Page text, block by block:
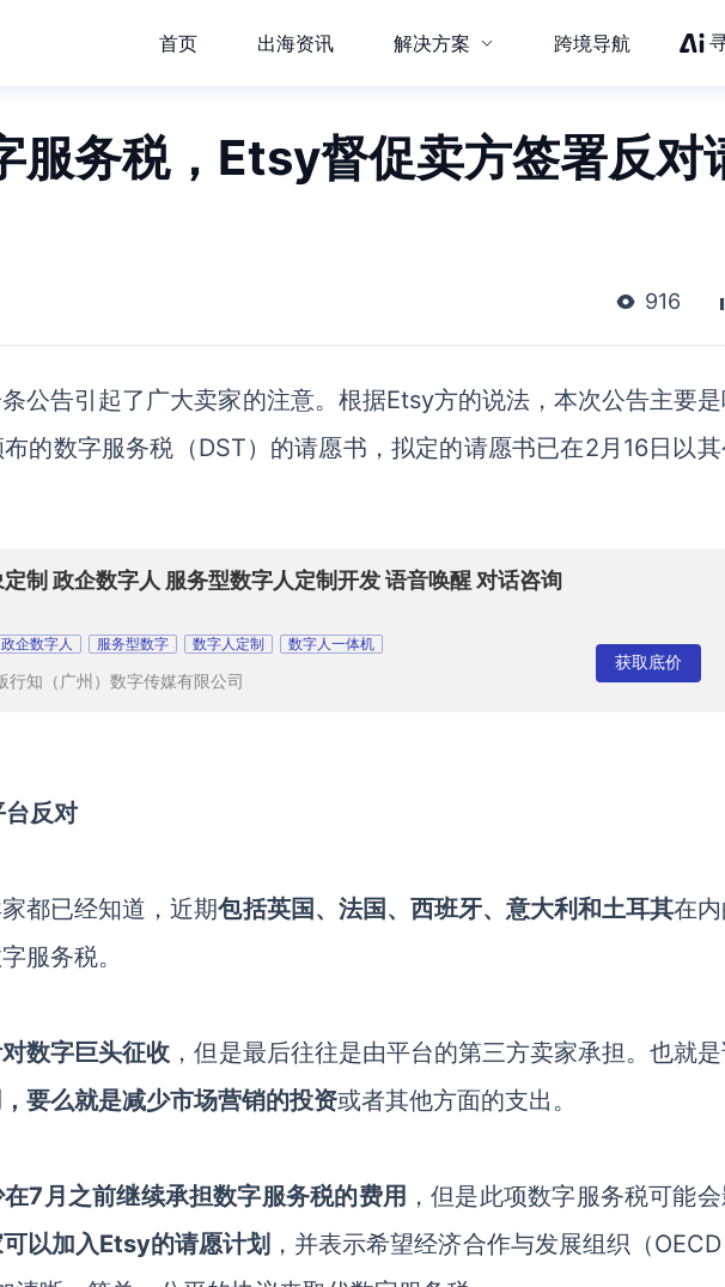
首页 出海资讯 解决方案 跨境导航
服务税，Etsy督促卖方签署反对
916
公告引起了广大卖家的注意。根据Etsy方的说法，本次公告主要
的数字服务税 （DST） 的请愿书，拟定的请愿书已在2月16日以
制 政企数字人 服务型数字人定制开发 语音唤醒 对话咨询
政企数字人 服务型数字 数字人定制 数字人一体机
行知（广州）数字传媒有限公司
获取底价
反对
都已经知道，近期包括英国、法国、西班牙、意大利和土耳其在
服务税。
数字巨头征收 ，但是最后往往是由平台的第三方卖家承担。也就
要么就是减少市场营销的投资或者其他方面的支出。
7月之前继续承担数字服务税的费用 ，但是此项数字服务税可能
以加入Etsy的请愿计划 ，并表示希望经济合作与发展组织（